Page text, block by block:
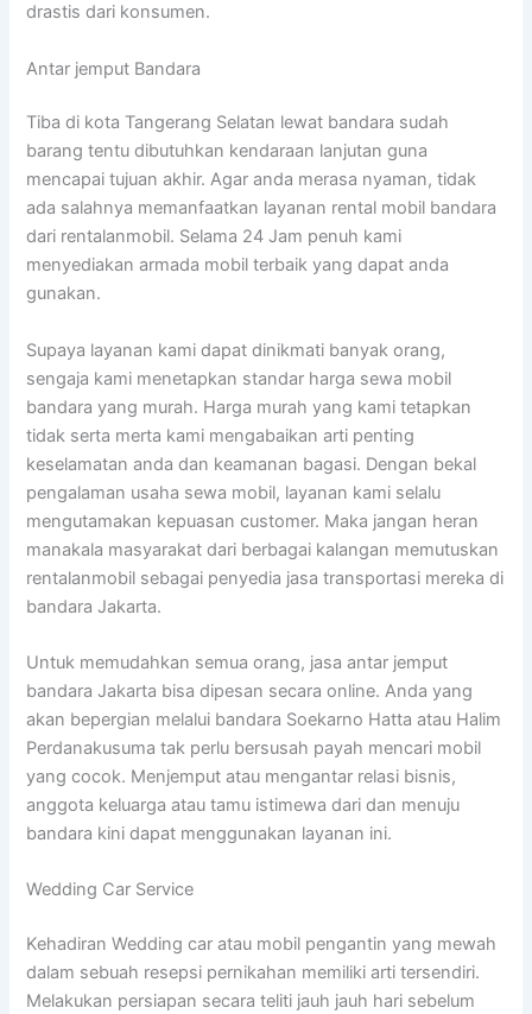
drastis dari konsumen.
Antar jemput Bandara
Tiba di kota Tangerang Selatan lewat bandara sudah
barang tentu dibutuhkan kendaraan lanjutan guna
mencapai tujuan akhir. Agar anda merasa nyaman, tidak
ada salahnya memanfaatkan layanan rental mobil bandara
dari rentalanmobil. Selama 24 Jam penuh kami
menyediakan armada mobil terbaik yang dapat anda
gunakan.
Supaya layanan kami dapat dinikmati banyak orang,
sengaja kami menetapkan standar harga sewa mobil
bandara yang murah. Harga murah yang kami tetapkan
tidak serta merta kami mengabaikan arti penting
keselamatan anda dan keamanan bagasi. Dengan bekal
pengalaman usaha sewa mobil, layanan kami selalu
mengutamakan kepuasan customer. Maka jangan heran
manakala masyarakat dari berbagai kalangan memutuskan
rentalanmobil sebagai penyedia jasa transportasi mereka di
bandara Jakarta.
Untuk memudahkan semua orang, jasa antar jemput
bandara Jakarta bisa dipesan secara online. Anda yang
akan bepergian melalui bandara Soekarno Hatta atau Halim
Perdanakusuma tak perlu bersusah payah mencari mobil
yang cocok. Menjemput atau mengantar relasi bisnis,
anggota keluarga atau tamu istimewa dari dan menuju
bandara kini dapat menggunakan layanan ini.
Wedding Car Service
Kehadiran Wedding car atau mobil pengantin yang mewah
dalam sebuah resepsi pernikahan memiliki arti tersendiri.
Melakukan persiapan secara teliti jauh jauh hari sebelum